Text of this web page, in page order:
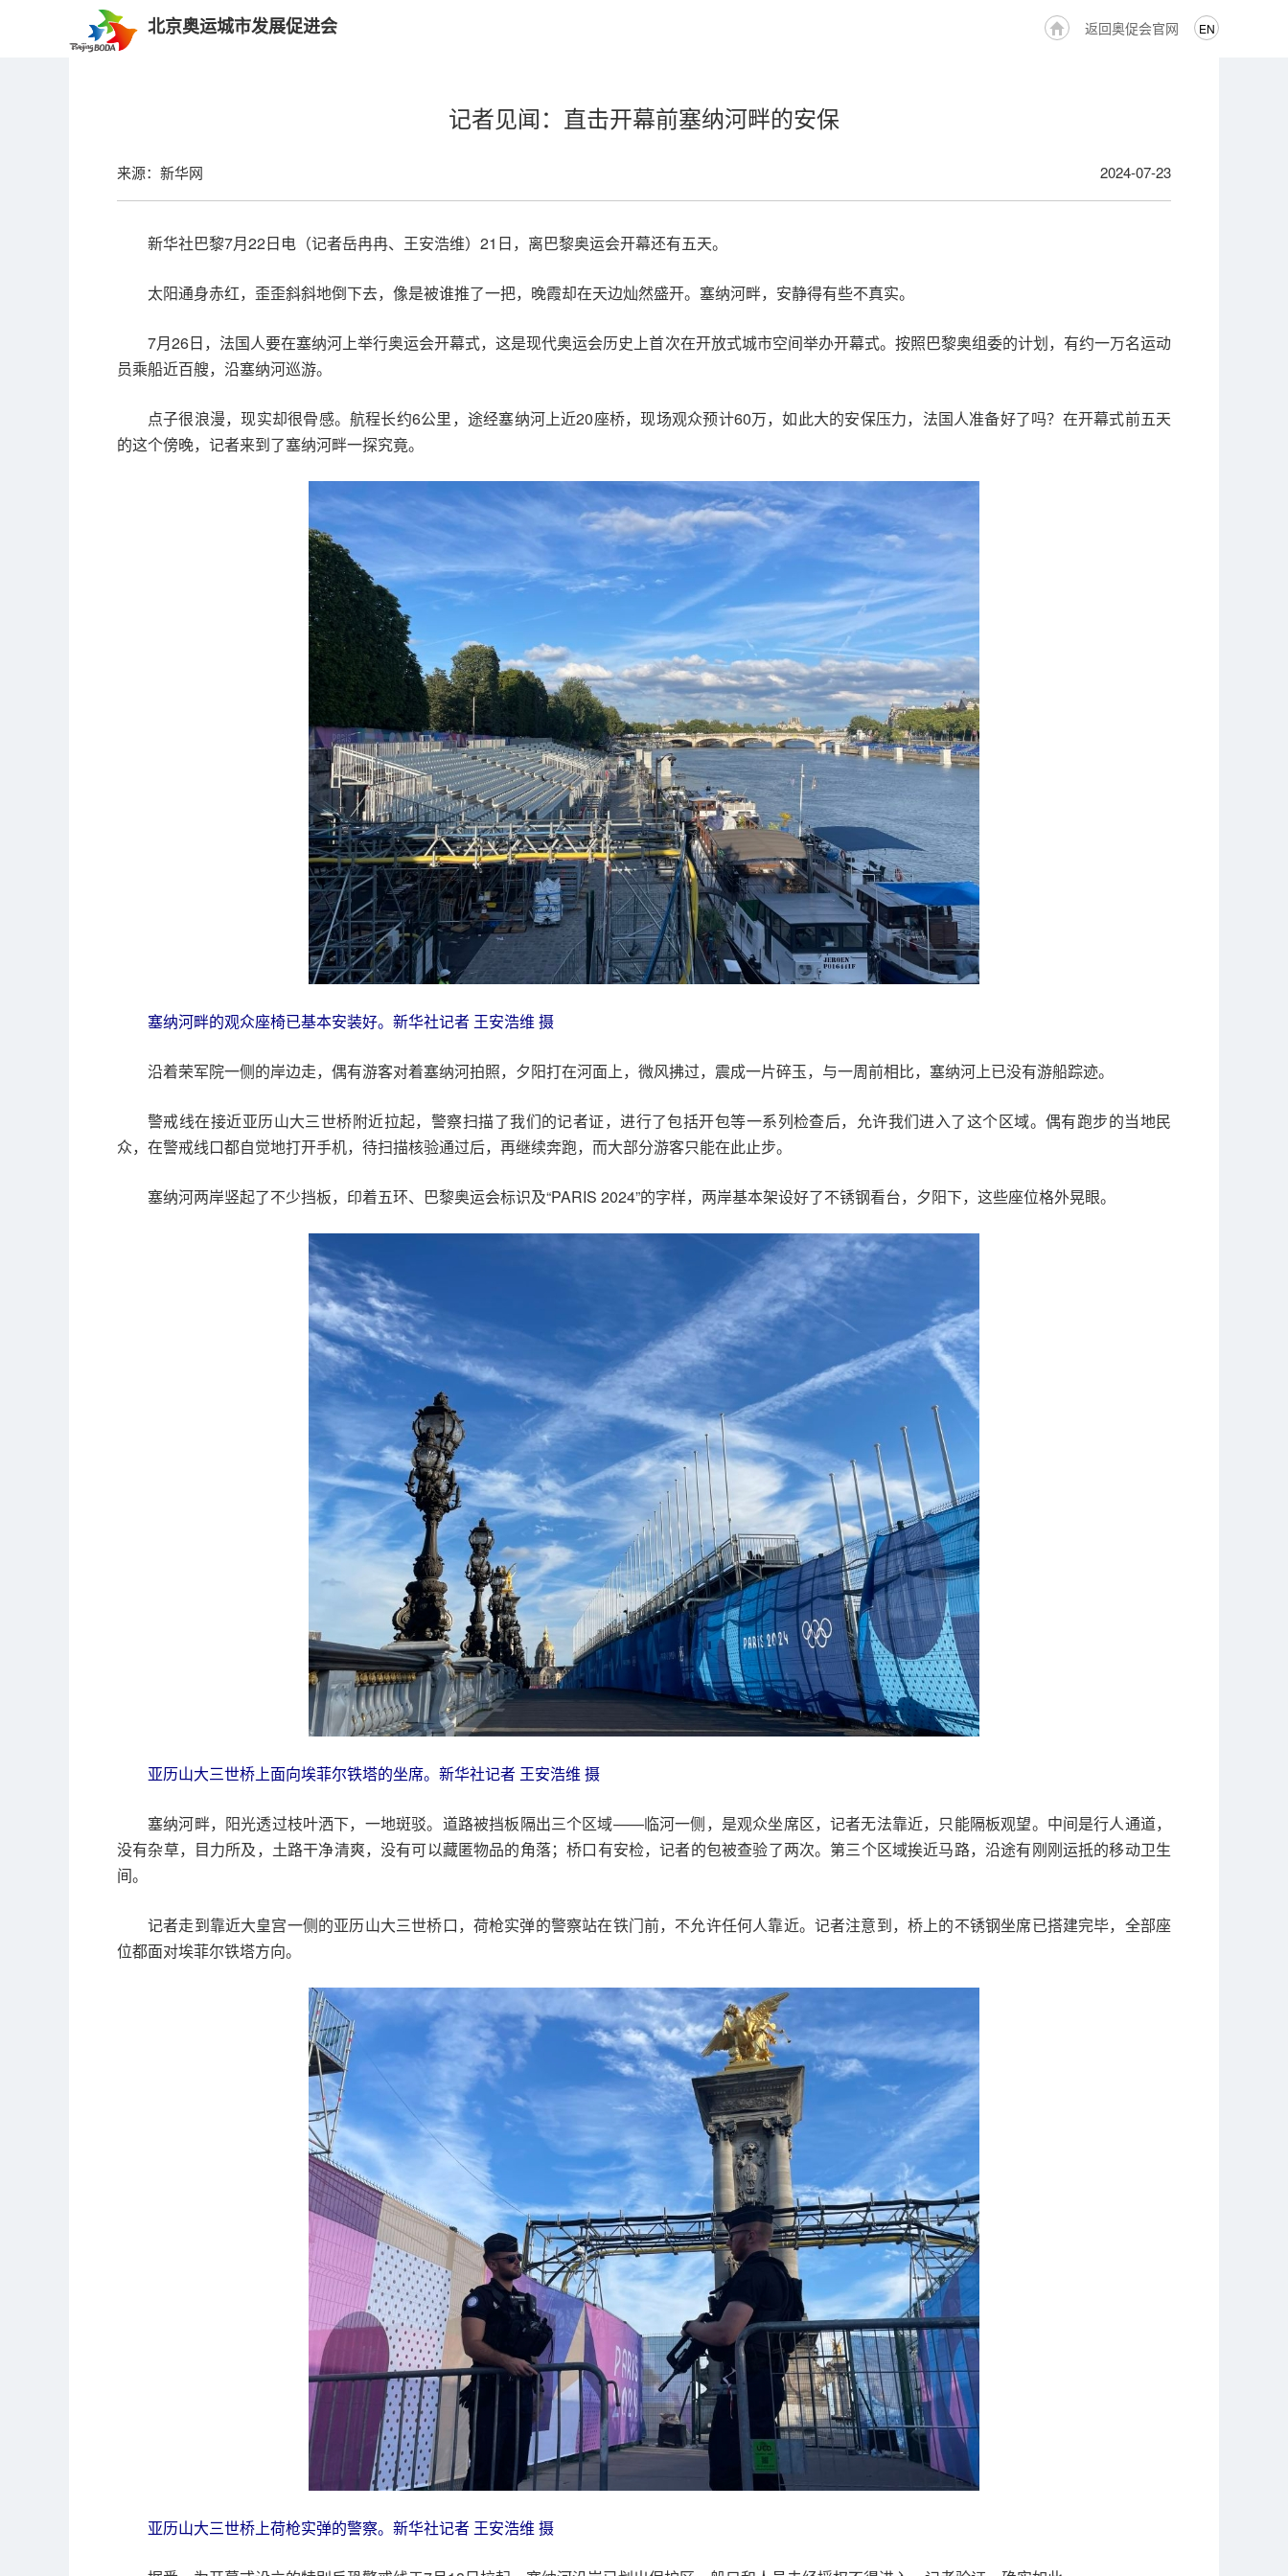
北京奥运城市发展促进会 EN
返回奥促会官网
记者见闻：直击开幕前塞纳河畔的安保
来源：新华网 2024-07-23
新华社巴黎7月22日电（记者岳冉冉、王安浩维）21日，离巴黎奥运会开幕还有五天。
太阳通身赤红，歪歪斜斜地倒下去，像是被谁推了一把，晚霞却在天边灿然盛开。塞纳河畔，安静得有些不真实。
7月26日，法国人要在塞纳河上举行奥运会开幕式，这是现代奥运会历史上首次在开放式城市空间举办开幕式。按照巴黎奥组委的计划，有约一万名运动
员乘船近百艘，沿塞纳河巡游。
点子很浪漫，现实却很骨感。航程长约6公里，途经塞纳河上近20座桥，现场观众预计60万，如此大的安保压力，法国人准备好了吗？在开幕式前五天
的这个傍晚，记者来到了塞纳河畔一探究竟。
塞纳河畔的观众座椅已基本安装好。新华社记者 王安浩维 摄
沿着荣军院一侧的岸边走，偶有游客对着塞纳河拍照，夕阳打在河面上，微风拂过，震成一片碎玉，与一周前相比，塞纳河上已没有游船踪迹。
警戒线在接近亚历山大三世桥附近拉起，警察扫描了我们的记者证，进行了包括开包等一系列检查后，允许我们进入了这个区域。偶有跑步的当地民
众，在警戒线口都自觉地打开手机，待扫描核验通过后，再继续奔跑，而大部分游客只能在此止步。
塞纳河两岸竖起了不少挡板，印着五环、巴黎奥运会标识及“PARIS 2024”的字样，两岸基本架设好了不锈钢看台，夕阳下，这些座位格外晃眼。
亚历山大三世桥上面向埃菲尔铁塔的坐席。新华社记者 王安浩维 摄
塞纳河畔，阳光透过枝叶洒下，一地斑驳。道路被挡板隔出三个区域——临河一侧，是观众坐席区，记者无法靠近，只能隔板观望。中间是行人通道，
没有杂草，目力所及，土路干净清爽，没有可以藏匿物品的角落；桥口有安检，记者的包被查验了两次。第三个区域挨近马路，沿途有刚刚运抵的移动卫生
间。
记者走到靠近大皇宫一侧的亚历山大三世桥口，荷枪实弹的警察站在铁门前，不允许任何人靠近。记者注意到，桥上的不锈钢坐席已搭建完毕，全部座
位都面对埃菲尔铁塔方向。
亚历山大三世桥上荷枪实弹的警察。新华社记者 王安浩维 摄